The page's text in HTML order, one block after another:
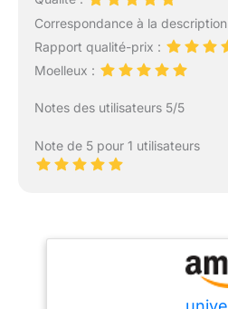
Correspondance à la
Rapport qualité-prix :
Moelleux :
Notes des utilisateurs 5/5
Note de 5 pour 1 utilisateurs